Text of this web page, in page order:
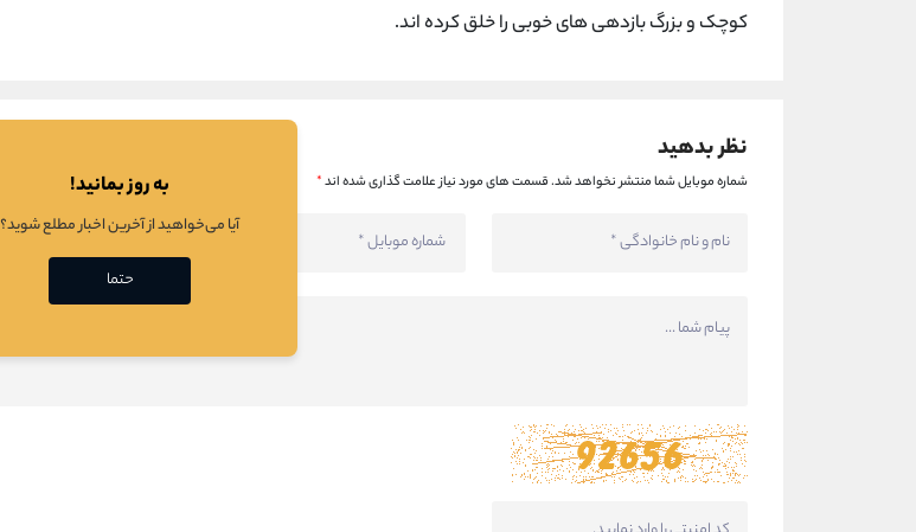
کوچک و بزرگ بازدهی های خوبی را خلق کرده اند.
نظر بدهید
شماره موبایل شما منتشر نخواهد شد.قسمت های مورد نیاز علامت گذاری شده اند* به روز بمانید!
آیا می‌خواهید از آخرین اخبار مطلع شوید؟
حتما